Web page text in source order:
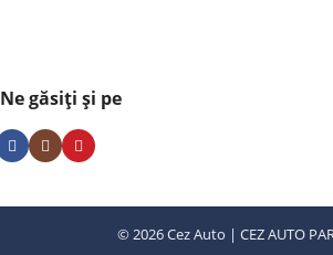
Ne găsiți și pe
© 2026 Cez Auto | CEZ AUTO